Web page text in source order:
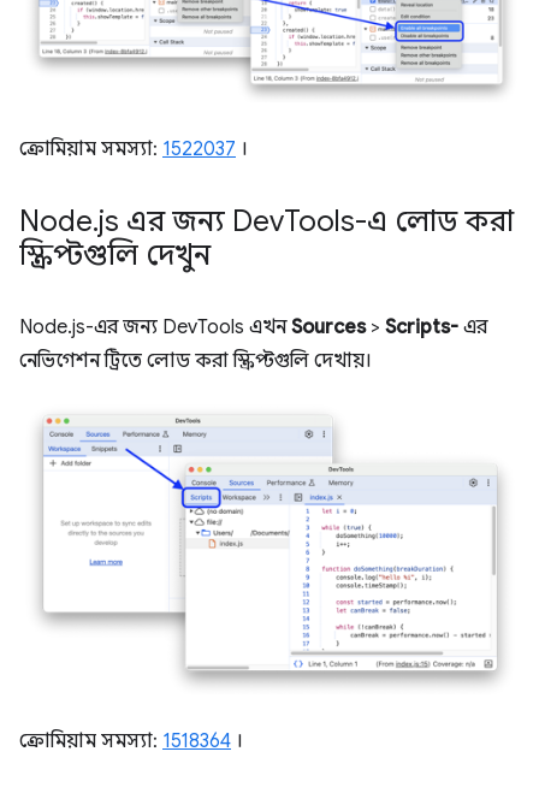
ক্রোমিয়াম সমস্যা: 1522037 ।
Node.js এর জন্য DevTools-এ লোড করা
স্ক্রিপ্টগুলি দেখুন
Node.js-এর জন্য DevTools এখনSources> Scripts- এর
নেভিগেশন ট্রিতে লোড করা স্ক্রিপ্টগুলি দেখায়।
ক্রোমিয়াম সমস্যা: 1518364 ।